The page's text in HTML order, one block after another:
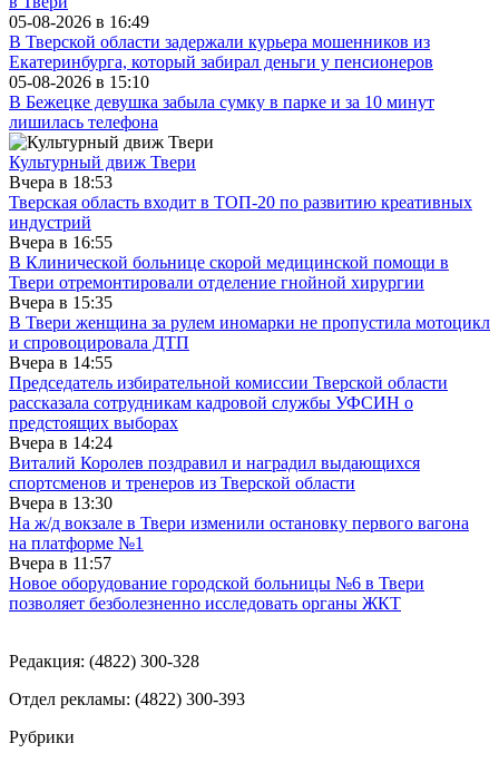
05-08-2026 в 16:49
В Тверской области задержали курьера мошенников из
Екатеринбурга, который забирал деньги у пенсионеров
05-08-2026 в 15:10
В Бежецке девушка забыла сумку в парке и за 10 минут
лишилась телефона
Культурный движ Твери
Вчера в 18:53
Тверская область входит в ТОП-20 по развитию креативных
индустрий
Вчера в 16:55
В Клинической больнице скорой медицинской помощи в
Твери отремонтировали отделение гнойной хирургии
Вчера в 15:35
В Твери женщина за рулем иномарки не пропустила мотоцикл
и спровоцировала ДТП
Вчера в 14:55
Председатель избирательной комиссии Тверской области
рассказала сотрудникам кадровой службы УФСИН о
предстоящих выборах
Вчера в 14:24
Виталий Королев поздравил и наградил выдающихся
спортсменов и тренеров из Тверской области
Вчера в 13:30
На ж/д вокзале в Твери изменили остановку первого вагона
на платформе №1
Вчера в 11:57
Новое оборудование городской больницы №6 в Твери
позволяет безболезненно исследовать органы ЖКТ
Редакция: (4822) 300-328
Отдел рекламы: (4822) 300-393
Рубрики